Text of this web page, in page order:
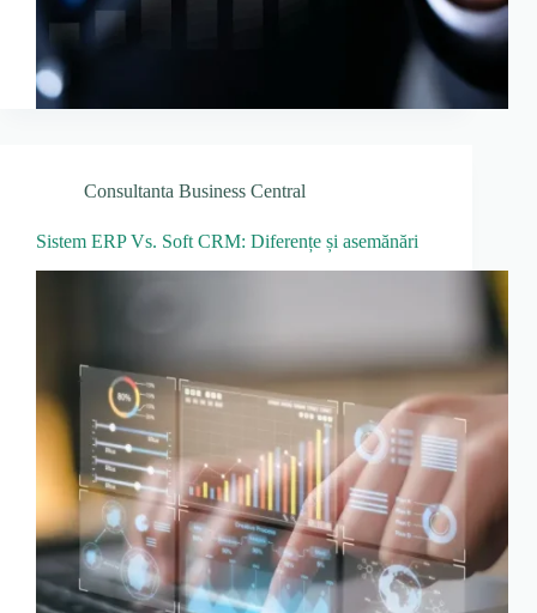
Consultanta Business Central
Sistem ERP Vs. Soft CRM: Diferențe și asemănări